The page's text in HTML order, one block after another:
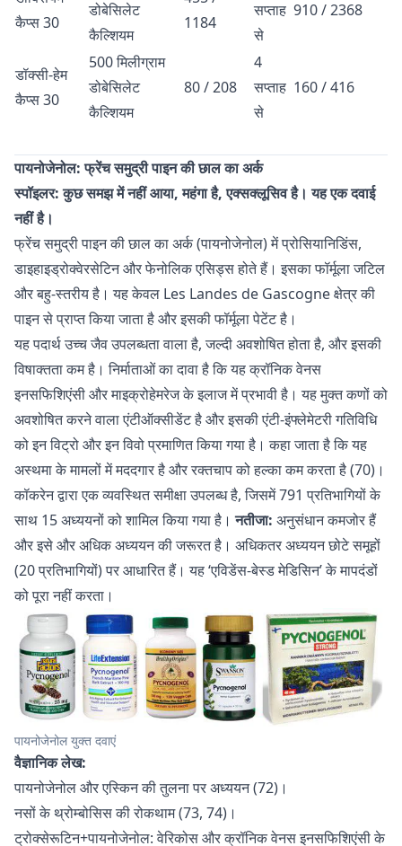
कैप्स 30
डोबेसिलेट
कैल्शियम
1184
सप्ताह
से
910 / 2368
डॉक्सी-हेम
कैप्स 30
500 मिलीग्राम
डोबेसिलेट
कैल्शियम
80 / 208
4
सप्ताह
से
160 / 416
पायनोजेनोल: फ्रेंच समुद्री पाइन की छाल का अर्क
स्पॉइलर: कुछ समझ में नहीं आया, महंगा है, एक्सक्लूसिव है। यह एक दवाई
नहीं है।
फ्रेंच समुद्री पाइन की छाल का अर्क (पायनोजेनोल) में प्रोसियानिडिंस,
डाइहाइड्रोक्वेरसेटिन और फेनोलिक एसिड्स होते हैं। इसका फॉर्मूला जटिल
और बहु-स्तरीय है। यह केवल Les Landes de Gascogne क्षेत्र की
पाइन से प्राप्त किया जाता है और इसकी फॉर्मूला पेटेंट है।
यह पदार्थ उच्च जैव उपलब्धता वाला है, जल्दी अवशोषित होता है, और इसकी
विषाक्तता कम है। निर्माताओं का दावा है कि यह क्रॉनिक वेनस
इनसफिशिएंसी और माइक्रोहेमरेज के इलाज में प्रभावी है। यह मुक्त कणों को
अवशोषित करने वाला एंटीऑक्सीडेंट है और इसकी एंटी-इंफ्लेमेटरी गतिविधि
को इन विट्रो और इन विवो प्रमाणित किया गया है। कहा जाता है कि यह
अस्थमा के मामलों में मददगार है और रक्तचाप को हल्का कम करता है (70)।
कॉकरेन द्वारा एक व्यवस्थित समीक्षा उपलब्ध है, जिसमें 791 प्रतिभागियों के
साथ 15 अध्ययनों को शामिल किया गया है।नतीजा: अनुसंधान कमजोर हैं
और इसे और अधिक अध्ययन की जरूरत है। अधिकतर अध्ययन छोटे समूहों
(20 प्रतिभागियों) पर आधारित हैं। यह ‘एविडेंस-बेस्ड मेडिसिन’ के मापदंडों
को पूरा नहीं करता।
पायनोजेनोल युक्त दवाएं
वैज्ञानिक लेख:
पायनोजेनोल और एस्किन की तुलना पर अध्ययन (72)।
नसों के थ्रोम्बोसिस की रोकथाम (73, 74)।
ट्रोक्सेरूटिन+पायनोजेनोल: वेरिकोस और क्रॉनिक वेनस इनसफिशिएंसी के